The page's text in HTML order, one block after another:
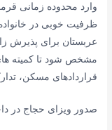
وارد محدوده زمانی
ظرفیت خوبی در
عربستان برای پذیرش
مشخص شود تا کمیته
قراردادهای مسکن،
صدور ویزای حجاج در